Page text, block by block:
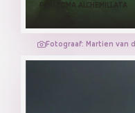
PERIZOMA ALCHEMILLATA
Fotograaf: Martien van